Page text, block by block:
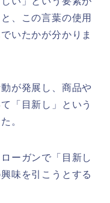
、この言葉の使用
いたかが分かりま
が発展し、商品や
「目新し」という
。
ーガンで「目新し
味を引こうとする